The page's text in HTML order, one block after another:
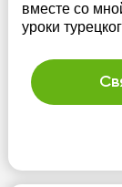
вместе со
уроки